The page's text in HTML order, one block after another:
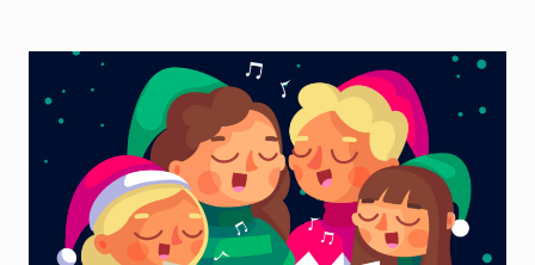
DIMANCHE
14
JANVIER
2024